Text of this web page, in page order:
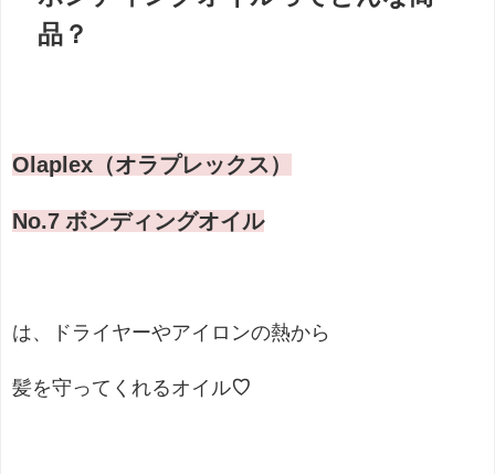
品？
Olaplex（オラプレックス）
No.7 ボンディングオイル
は、ドライヤーやアイロンの熱から
髪を守ってくれるオイル♡